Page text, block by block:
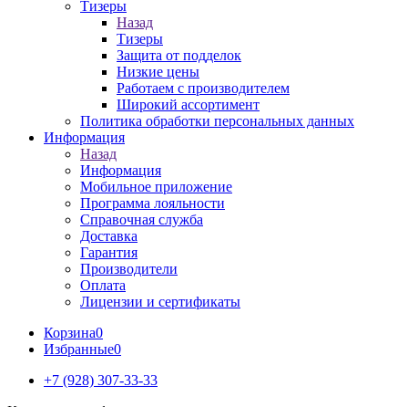
Тизеры
Назад
Тизеры
Защита от подделок
Низкие цены
Работаем с производителем
Широкий ассортимент
Политика обработки персональных данных
Информация
Назад
Информация
Мобильное приложение
Программа лояльности
Справочная служба
Доставка
Гарантия
Производители
Оплата
Лицензии и сертификаты
Корзина0
Избранные0
+7 (928) 307-33-33